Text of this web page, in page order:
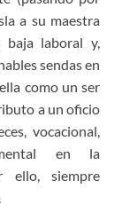
a su maestra
baja laboral y,
sendas en
como un ser
a un oficio
vocacional,
en la
ello, siempre